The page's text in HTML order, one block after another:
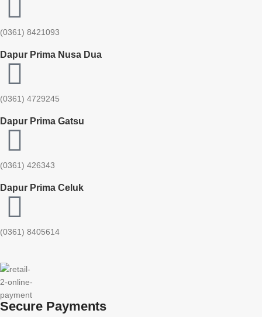
(0361) 8421093
Dapur Prima Nusa Dua
(0361) 4729245
Dapur Prima Gatsu
(0361) 426343
Dapur Prima Celuk
(0361) 8405614
Secure Payments